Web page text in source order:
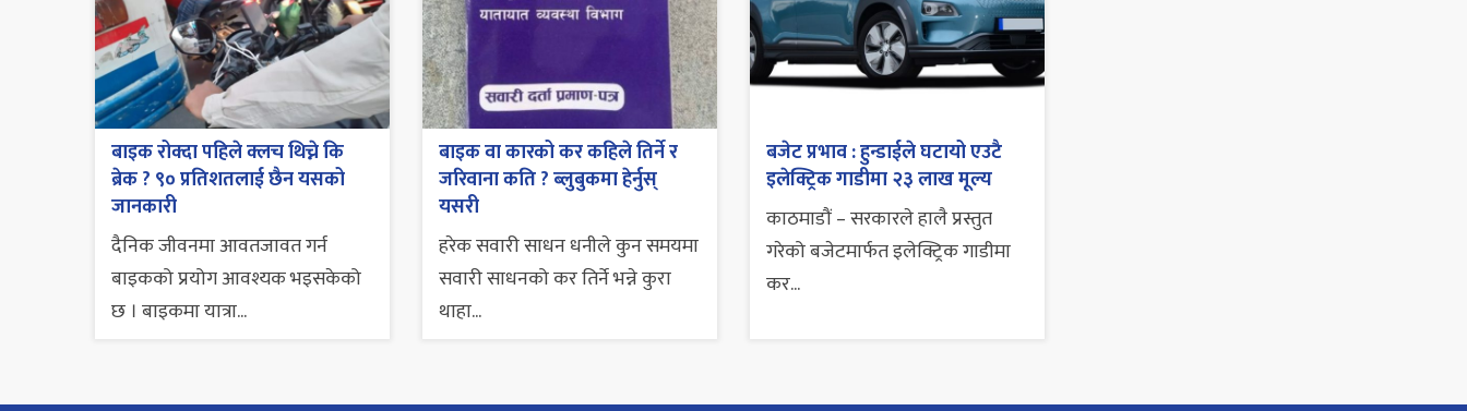
बाइक रोक्दा पहिले क्लच थिच्ने कि
ब्रेक ? ९० प्रतिशतलाई छैन यसको
जानकारी
दैनिक जीवनमा आवतजावत गर्न
बाइकको प्रयोग आवश्यक भइसकेको
छ । बाइकमा यात्रा...
बाइक वा कारको कर कहिले तिर्ने र
जरिवाना कति ? ब्लुबुकमा हेर्नुस्
यसरी
हरेक सवारी साधन धनीले कुन समयमा
सवारी साधनको कर तिर्ने भन्ने कुरा
थाहा...
बजेट प्रभाव : हुन्डाईले घटायो एउटै
इलेक्ट्रिक गाडीमा २३ लाख मूल्य
काठमाडौं – सरकारले हालै प्रस्तुत
गरेको बजेटमार्फत इलेक्ट्रिक गाडीमा
कर...